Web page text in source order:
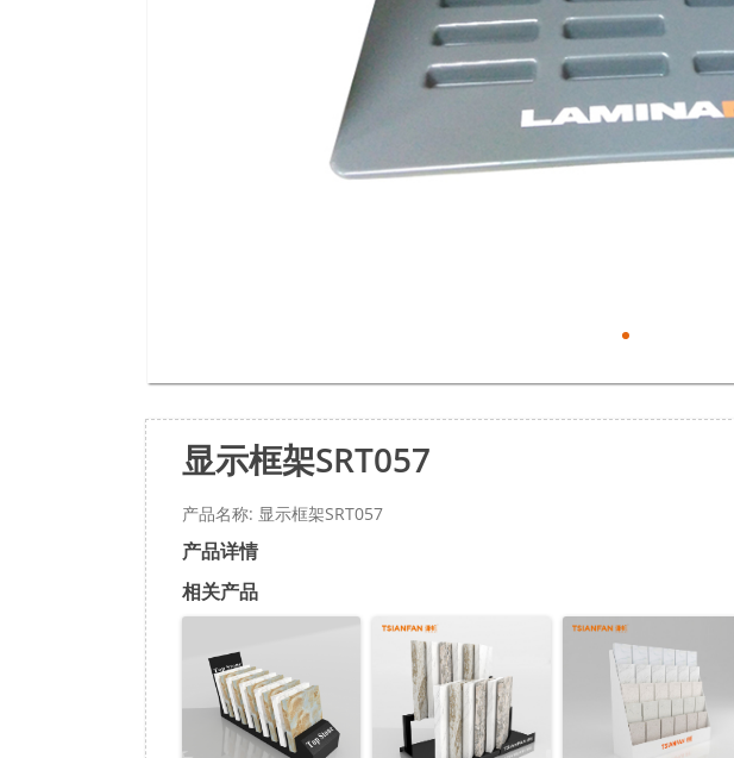
显示框架SRT057
产品名称: 显示框架SRT057
产品详情
相关产品